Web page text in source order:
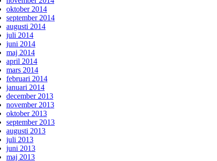
oktober 2014
september 2014
augusti 2014
juli 2014
juni 2014
maj 2014
april 2014
mars 2014
februari 2014
januari 2014
december 2013
november 2013
oktober 2013
september 2013
augusti 2013
juli 2013
juni 2013
maj 2013